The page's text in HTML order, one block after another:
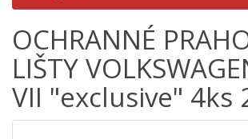
OCHRANNÉ
LIŠTY
VII "exclusive" 4ks